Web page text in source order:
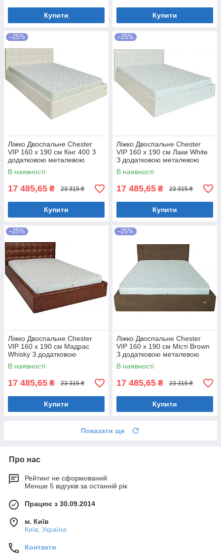
Купити Купити
–25%
Ліжко Двоспальне Chester
VIP 160 х 190 см Кінг 400 З
додатковою металевою
цільнозварною рамою C1
Білий
В наявності
17 485,65 ₴ 23 315 ₴
Купити
–25%
Ліжко Двоспальне Chester
VIP 160 х 190 см Лаки White
З додатковою металевою
цільнозварною рамою Білий
В наявності
17 485,65 ₴ 23 315 ₴
Купити
–25%
Ліжко Двоспальне Chester
VIP 160 х 190 см Мадрас
Whisky З додатковою
металевою цільнозварною
рамою Коричневий
В наявності
17 485,65 ₴ 23 315 ₴
Купити
–25%
Ліжко Двоспальне Chester
VIP 160 х 190 см Місті Brown
З додатковою металевою
цільнозварною рамою
Коричневий
В наявності
17 485,65 ₴ 23 315 ₴
Купити
Показати ще
Про нас
Рейтинг не сформований
Менше 5 відгуків за останній рік
Працює з 30.09.2014
м. Київ
Київ, Україна
Контакти